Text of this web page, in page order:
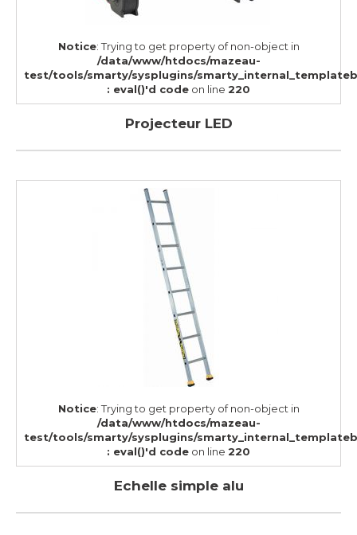
Notice: Trying to get property of non-object in
/data/www/htdocs/mazeau-
test/tools/smarty/sysplugins/
: eval()'d code on line 220
Projecteur LED
Notice: Trying to get property of non-object in
/data/www/htdocs/mazeau-
test/tools/smarty/sysplugins/
: eval()'d code on line 220
Echelle simple alu